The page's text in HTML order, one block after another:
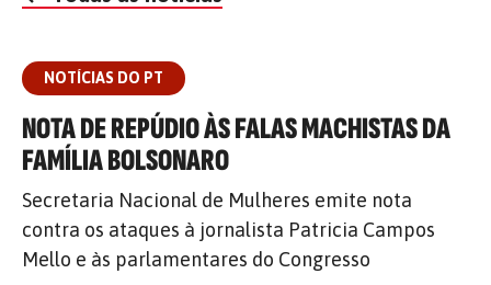
NOTÍCIAS DO PT
NOTA DE REPÚDIO ÀS FALAS MACHISTAS DA
FAMÍLIA BOLSONARO
Secretaria Nacional de Mulheres emite nota
contra os ataques à jornalista Patricia Campos
Mello e às parlamentares do Congresso